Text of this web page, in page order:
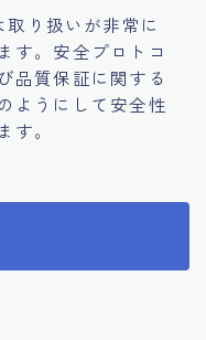
取り扱いが非常に
す。安全プロトコ
品質保証に関する
ようにして安全性
す。